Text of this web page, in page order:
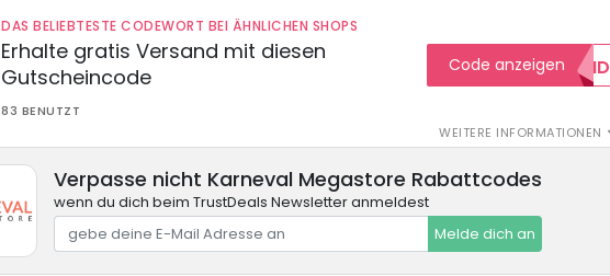
DAS BELIEBTESTE CODEWORT BEI ÄHNLICHEN SHOPS
Erhalte gratis Versand mit diesen
Gutscheincode
83 BENUTZT
WEITERE INFORMATIONEN
Code anzeigen
GRATISVERSAND
Verpasse nicht Karneval Megastore Rabattcodes
wenn du dich beim TrustDeals Newsletter anmeldest
Melde dich an